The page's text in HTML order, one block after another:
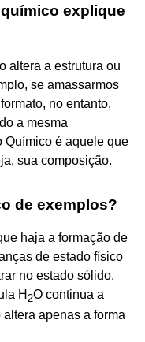
explique
altera a estrutura ou
se amassarmos
no entanto,
a mesma
Químico é aquele que
sua composição.
de exemplos?
haja a formação de
de estado físico
no estado sólido,
H 2O continua a
apenas a forma